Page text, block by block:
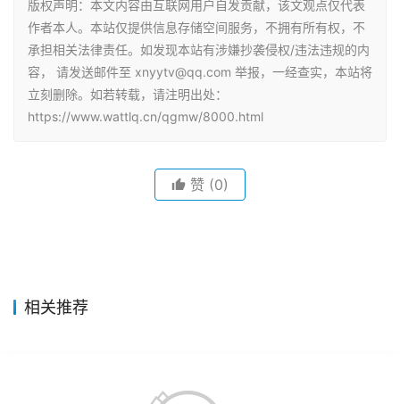
版权声明：本文内容由互联网用户自发贡献，该文观点仅代表
作者本人。本站仅提供信息存储空间服务，不拥有所有权，不
承担相关法律责任。如发现本站有涉嫌抄袭侵权/违法违规的内
容， 请发送邮件至 xnyytv@qq.com 举报，一经查实，本站将
立刻删除。如若转载，请注明出处：
https://www.wattlq.cn/qgmw/8000.html
赞 (0)
相关推荐